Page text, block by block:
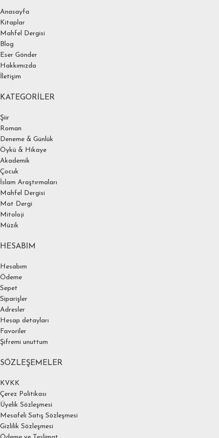
Anasayfa
Kitaplar
Mahfel Dergisi
Blog
Eser Gönder
Hakkımızda
İletişim
KATEGORILER
Şiir
Roman
Deneme & Günlük
Öykü & Hikaye
Akademik
Çocuk
İslam Araştırmaları
Mahfel Dergisi
Mat Dergi
Mitoloji
Müzik
HESABIM
Hesabım
Ödeme
Sepet
Siparişler
Adresler
Hesap detayları
Favoriler
Şifremi unuttum
SÖZLEŞEMELER
KVKK
Çerez Politikası
Üyelik Sözleşmesi
Mesafeli Satış Sözleşmesi
Gizlilik Sözleşmesi